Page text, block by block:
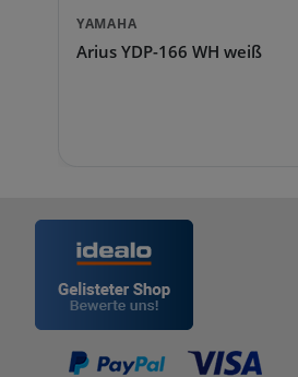
YAMAHA
Arius YDP-166 WH weiß